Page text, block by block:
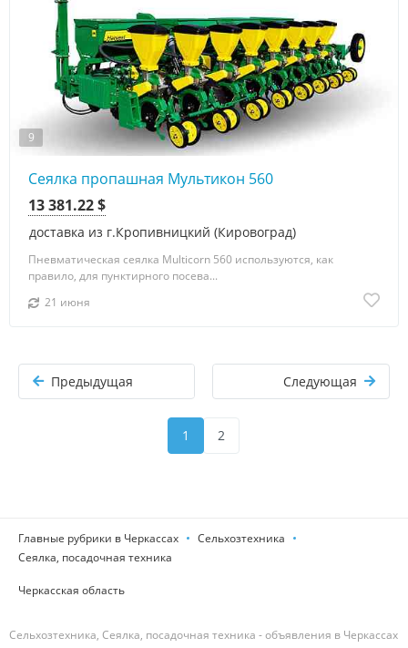
9
Сеялка пропашная Мультикон 560
доставка из г.Кропивницкий (Кировоград)
13 381.22 $
Пневматическая сеялка Multicorn 560 используются, как
правило, для пунктирного посева...
21 июня
Предыдущая Следующая
1 2
Главные рубрики в Черкассах
Сельхозтехника
Сеялка, посадочная техника
Черкасская область
Сельхозтехника, Сеялка, посадочная техника - объявления в Черкассах